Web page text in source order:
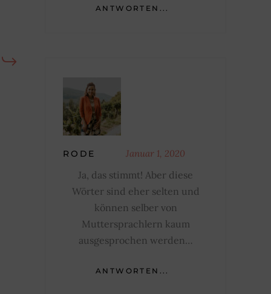
ANTWORTEN...
RODE Januar 1, 2020
Ja, das stimmt! Aber diese
Wörter sind eher selten und
können selber von
Muttersprachlern kaum
ausgesprochen werden…
ANTWORTEN...